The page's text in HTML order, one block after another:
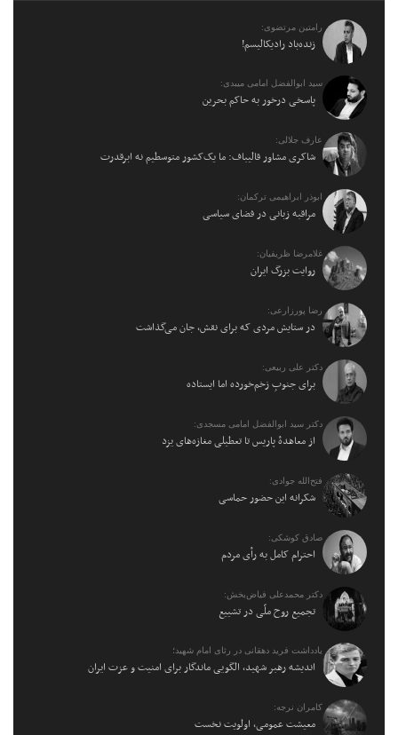
رامتین مرتضوی:
زنده‌باد رادیکالیسم!
سید ابوالفضل امامی میبدی:
پاسخی درخور به حاکم بحرین
عارف جلالی:
شاکری مشاور قالیباف: ما یک‌کشور متوسطیم نه ابرقدرت
ابوذر ابراهیمی ترکمان:
مراقبه زبانی در فضای سیاسی
غلامرضا ظریفیان:
روایت بزرگ ایران
رضا پورزارعی:
در ستایش مردی که برای نقش، جان می‌گذاشت
دکتر علی ربیعی:
برای جنوبِ زخم‌خورده اما ایستاده
دکتر سید ابوالفضل امامی مسجدی:
از معاهدهٔ پاریس تا تعطیلی مغازه‌های یزد
فتح‌الله جوادی:
شکرانه این حضور حماسی
صادق کوشکی:
احترام کامل به رأی مردم
دکتر محمدعلی فیاض‌بخش:
تجمیع روح ملّی در تشییع
یادداشت فرید دهقانی در رثای امام شهید؛
اندیشه رهبر شهید، الگویی ماندگار برای امنیت و عزت ایران
کامران نرجه:
معیشت عمومی، اولویت نخست